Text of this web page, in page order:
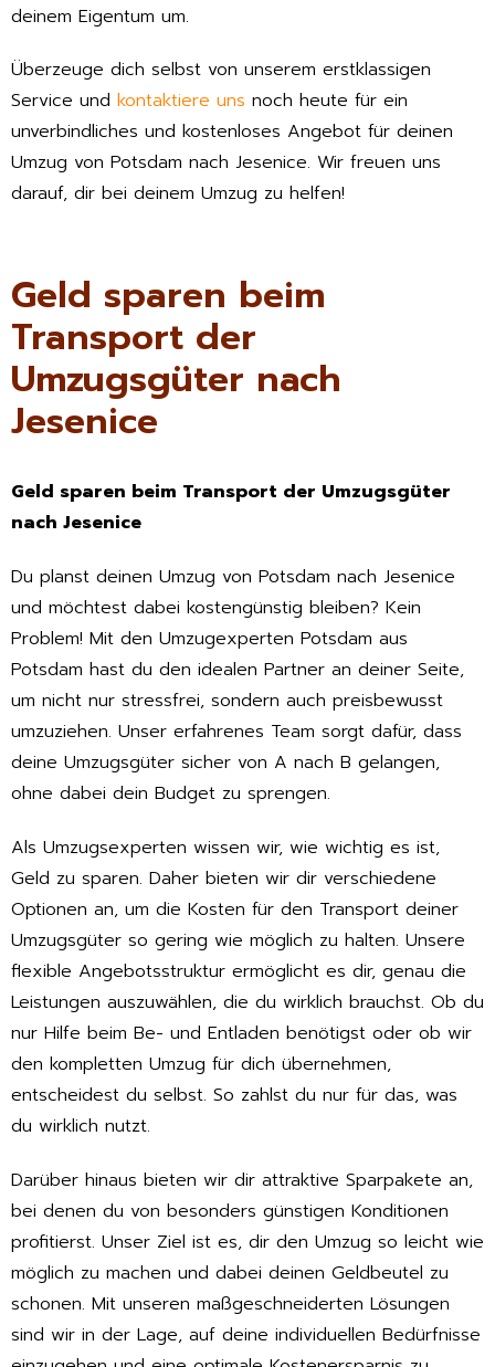
deinem Eigentum um.
Überzeuge dich selbst von unserem erstklassigen
Service und kontaktiere uns noch heute für ein
unverbindliches und kostenloses Angebot für deinen
Umzug von Potsdam nach Jesenice. Wir freuen uns
darauf, dir bei deinem Umzug zu helfen!
Geld sparen beim
Transport der
Umzugsgüter nach
Jesenice
Geld sparen beim Transport der Umzugsgüter
nach Jesenice
Du planst deinen Umzug von Potsdam nach Jesenice
und möchtest dabei kostengünstig bleiben? Kein
Problem! Mit den Umzugexperten Potsdam aus
Potsdam hast du den idealen Partner an deiner Seite,
um nicht nur stressfrei, sondern auch preisbewusst
umzuziehen. Unser erfahrenes Team sorgt dafür, dass
deine Umzugsgüter sicher von A nach B gelangen,
ohne dabei dein Budget zu sprengen.
Als Umzugsexperten wissen wir, wie wichtig es ist,
Geld zu sparen. Daher bieten wir dir verschiedene
Optionen an, um die Kosten für den Transport deiner
Umzugsgüter so gering wie möglich zu halten. Unsere
flexible Angebotsstruktur ermöglicht es dir, genau die
Leistungen auszuwählen, die du wirklich brauchst. Ob du
nur Hilfe beim Be- und Entladen benötigst oder ob wir
den kompletten Umzug für dich übernehmen,
entscheidest du selbst. So zahlst du nur für das, was
du wirklich nutzt.
Darüber hinaus bieten wir dir attraktive Sparpakete an,
bei denen du von besonders günstigen Konditionen
profitierst. Unser Ziel ist es, dir den Umzug so leicht wie
möglich zu machen und dabei deinen Geldbeutel zu
schonen. Mit unseren maßgeschneiderten Lösungen
sind wir in der Lage, auf deine individuellen Bedürfnisse